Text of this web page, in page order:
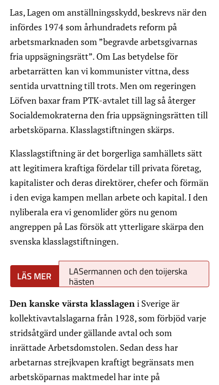
Las, Lagen om anställningsskydd, beskrevs när den
infördes 1974 som århundradets reform på
arbetsmarknaden som ”begravde arbetsgivarnas
fria uppsägningsrätt”. Om Las betydelse för
arbetarrätten kan vi kommunister vittna, dess
sentida urvattning till trots. Men om regeringen
Löfven baxar fram PTK-avtalet till lag så återger
Socialdemokraterna den fria uppsägningsrätten till
arbetsköparna. Klasslagstiftningen skärps.
Klasslagstiftning är det borgerliga samhällets sätt
att legitimera kraftiga fördelar till privata företag,
kapitalister och deras direktörer, chefer och förmän
i den eviga kampen mellan arbete och kapital. I den
nyliberala era vi genomlider görs nu genom
angreppen på Las försök att ytterligare skärpa den
svenska klasslagstiftningen.
LASermannen och den toijerska
hästen
Den kanske värsta klasslageni Sverige är
kollektivavtalslagarna från 1928, som förbjöd varje
stridsåtgärd under gällande avtal och som
inrättade Arbetsdomstolen. Sedan dess har
arbetarnas strejkvapen kraftigt begränsats men
arbetsköparnas maktmedel har inte på